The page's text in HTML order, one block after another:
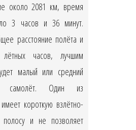
около 2081 км, время
3 часов и 36 минут.
расстояние полёта и
лётных часов, лучшим
малый или средний
самолёт. Один из
короткую взлётно-
полосу и не позволяет